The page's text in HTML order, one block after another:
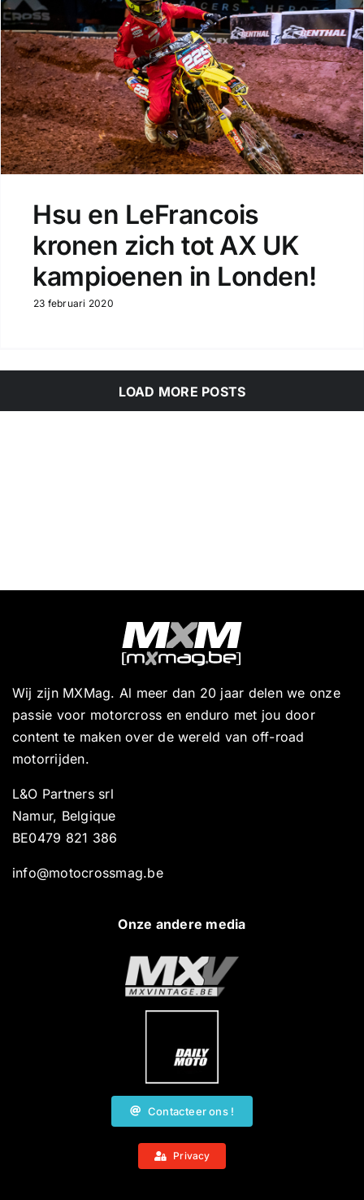
Hsu en LeFrancois
kronen zich tot AX UK
kampioenen in Londen!
23 februari 2020
LOAD MORE POSTS
Wij zijn MXMag. Al meer dan 20 jaar delen we onze
passie voor motorcross en enduro met jou door
content te maken over de wereld van off-road
motorrijden.
L&O Partners srl
Namur, Belgique
BE0479 821 386
info@motocrossmag.be
Onze andere media
Contacteer ons !
Privacy